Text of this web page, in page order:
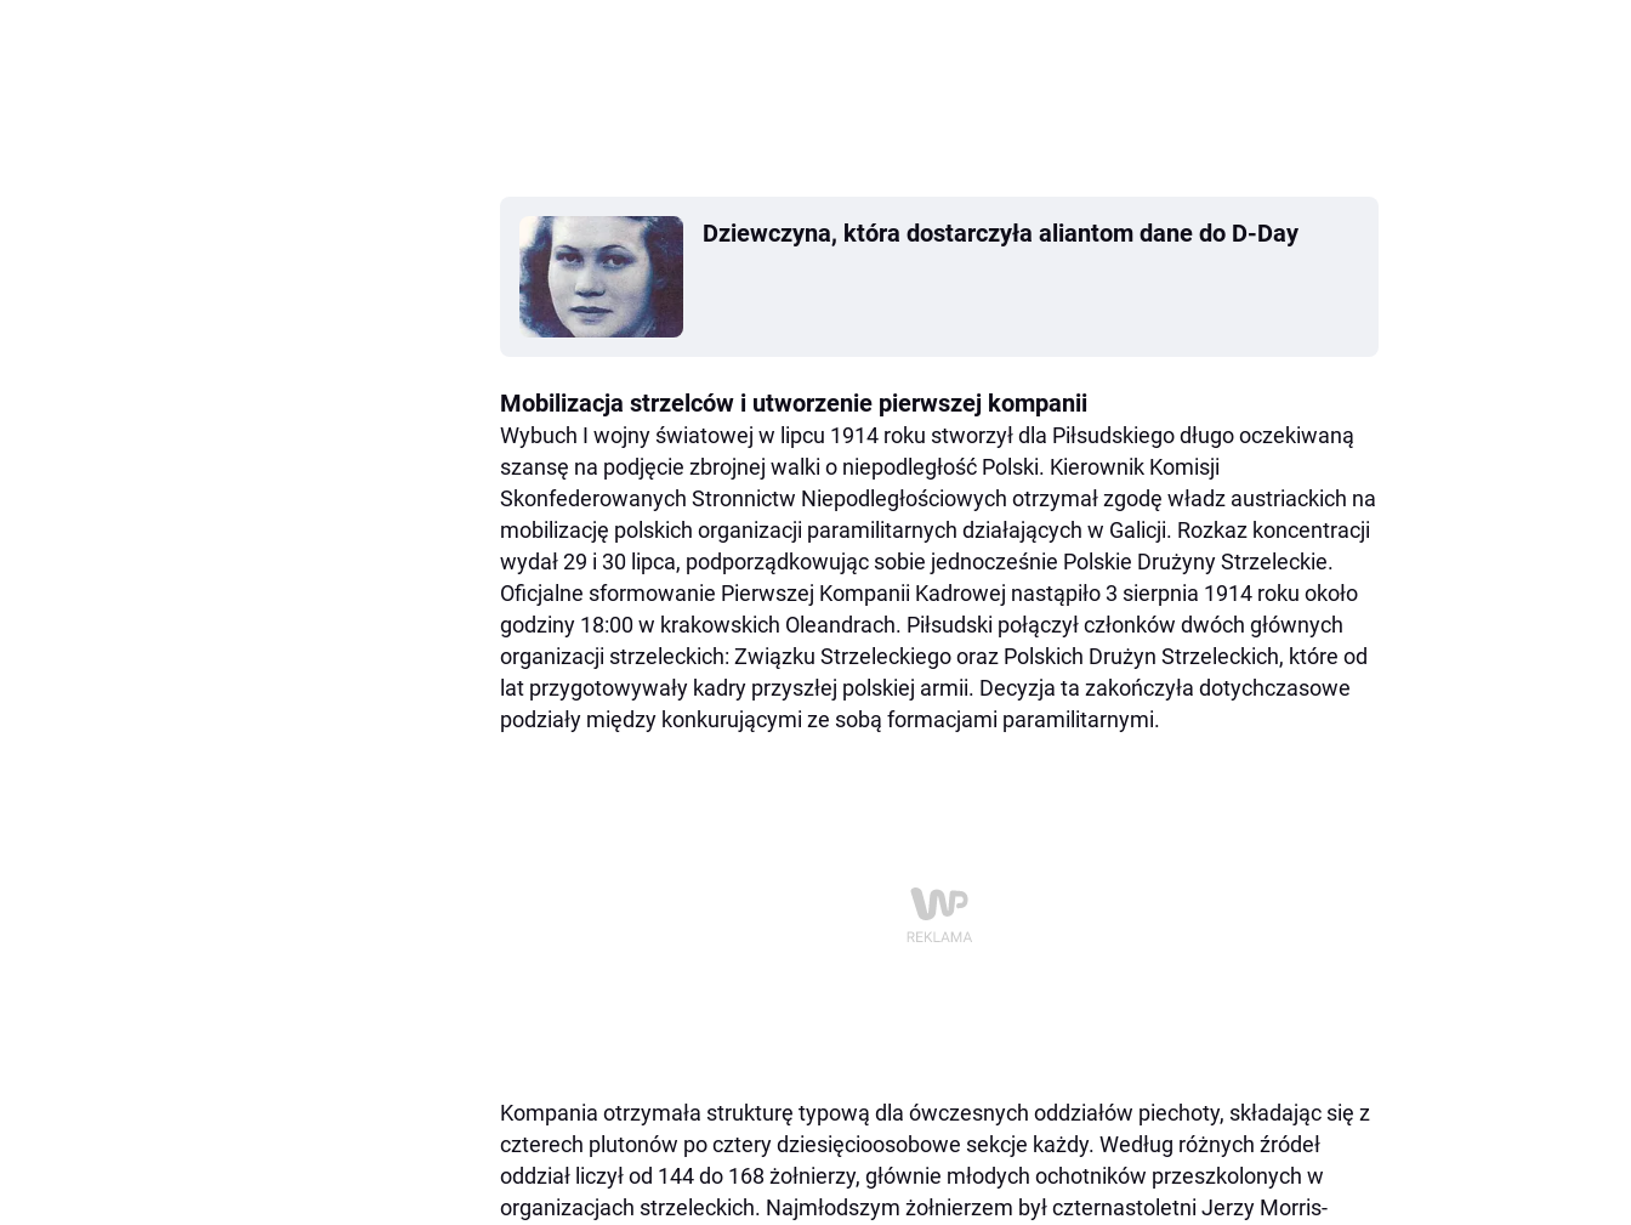
Dziewczyna, która dostarczyła aliantom dane do D-Day
Mobilizacja strzelców i utworzenie pierwszej kompanii
Wybuch I wojny światowej w lipcu 1914 roku stworzył dla Piłsudskiego długo oczekiwaną
szansę na podjęcie zbrojnej walki o niepodległość Polski. Kierownik Komisji
Skonfederowanych Stronnictw Niepodległościowych otrzymał zgodę władz austriackich na
mobilizację polskich organizacji paramilitarnych działających w Galicji. Rozkaz koncentracji
wydał 29 i 30 lipca, podporządkowując sobie jednocześnie Polskie Drużyny Strzeleckie.
Oficjalne sformowanie Pierwszej Kompanii Kadrowej nastąpiło 3 sierpnia 1914 roku około
godziny 18:00 w krakowskich Oleandrach. Piłsudski połączył członków dwóch głównych
organizacji strzeleckich: Związku Strzeleckiego oraz Polskich Drużyn Strzeleckich, które od
lat przygotowywały kadry przyszłej polskiej armii. Decyzja ta zakończyła dotychczasowe
podziały między konkurującymi ze sobą formacjami paramilitarnymi.
Kompania otrzymała strukturę typową dla ówczesnych oddziałów piechoty, składając się z
czterech plutonów po cztery dziesięcioosobowe sekcje każdy. Według różnych źródeł
oddział liczył od 144 do 168 żołnierzy, głównie młodych ochotników przeszkolonych w
organizacjach strzeleckich. Najmłodszym żołnierzem był czternastoletni Jerzy Morris-